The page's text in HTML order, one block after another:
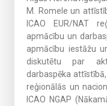
M. Romele un
ICAO EUR/NAT
apmācību un
apmācību iestāžu
diskutētu par
darbaspēka
reģionālās un
ICAO NGAP